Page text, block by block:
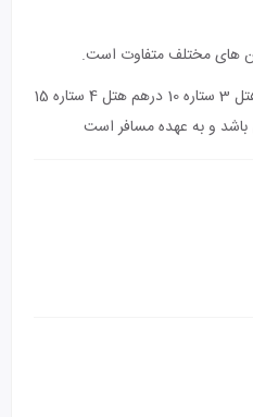
های مختلف متفاوت است.
توریست شارژ هر شب هر اتاق هتل 3 ستاره 10 درهم هتل 4 ستاره 15